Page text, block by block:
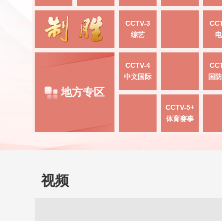
CCTV-3
综艺
地方专区
CCTV-4
中文国际
国
CCTV-5+
体育赛事
视频